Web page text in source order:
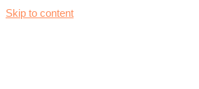
Skip to content